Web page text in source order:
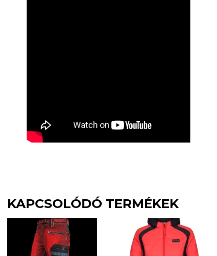
KAPCSOLÓDÓ TERMÉKEK